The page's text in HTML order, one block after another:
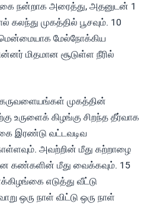
நன்றாக அரைத்து, அதனுடன் 1
முகத்தில் பூசவும். 10
மென்மையாக மேல்நோக்கிய
மிதமான சூடுள்ள நீரில்
கருவளையங்கள் முகத்தின்
உருளைக் கிழங்கு சிறந்த தீர்வாக
இரண்டு வட்டவடிவ
அவற்றின் மீது கற்றாழை
கண்களின் மீது வைக்கவும். 15
எடுத்து வீட்டு
ஒரு நாள் விட்டு ஒரு நாள்